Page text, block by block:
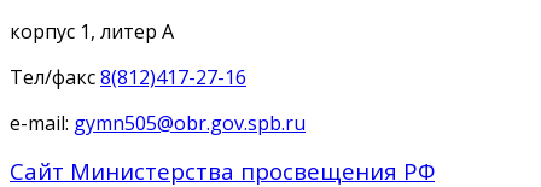
корпус 1, литер А
Тел/факс8(812)417-27-16
e-mail: gymn505@obr.gov.spb.ru
Сайт Министерства просвещения РФ